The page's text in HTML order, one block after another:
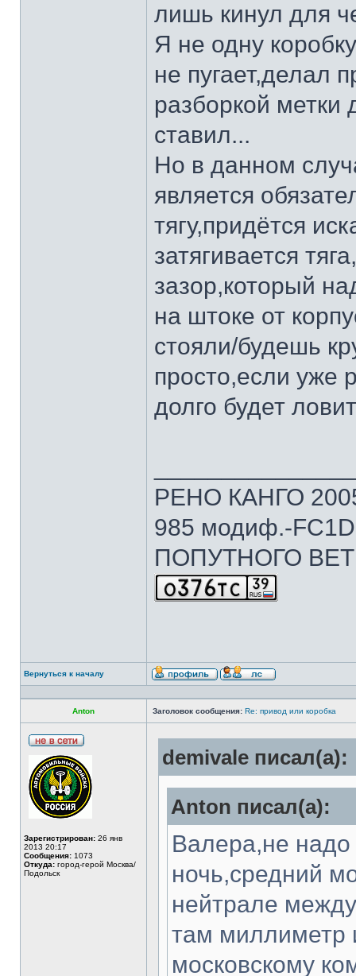
лишь кинул для
Я не одну
не пугает,делал
разборкой метки
ставил...
Но в данном
является
тягу,придётся
затягивается
зазор,который
на штоке от
стояли/будешь
просто,если уже
долго будет
РЕНО КАНГО
985 модиф.-
ПОПУТНОГО
Вернуться к началу
Anton Заголовок сообщения: Re: привод или коробка
Зарегистрирован: 26 янв
2013 20:17
Сообщения: 1073
Откуда: город-герой Москва/
Подольск
demivale писал(а):
Anton писал(а):
Валера,не надо
ночь,средний
нейтрале
там миллиметр
московскому